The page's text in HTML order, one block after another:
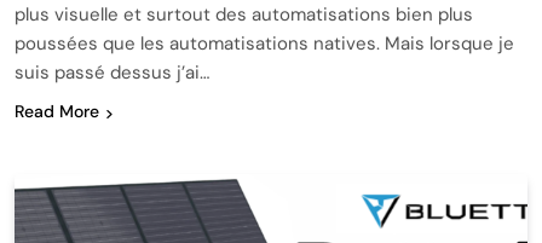
plus visuelle et surtout des automatisations bien plus
poussées que les automatisations natives. Mais lorsque je
suis passé dessus j’ai…
Read More